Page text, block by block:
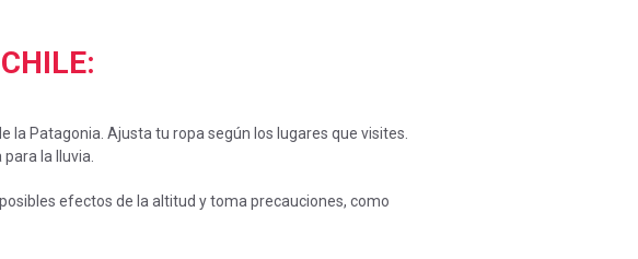
Patagonia. Ajusta tu ropa según los lugares que visites.
la lluvia.
efectos de la altitud y toma precauciones, como